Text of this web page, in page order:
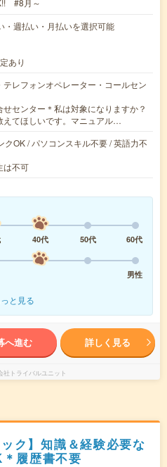
#8月～
週払い・月払いを選択可能
あり
レフォンオペレーター・コールセン
センター＊私は対象になりますか？
えてほしいです。マニュアル…
クOK / パソコンスキル不要 / 英語力不
は不可
40代 50代
60代
男性
と見る
へ進む 詳しく見る
社トライバルユニット
ク】知識＆経験必要な
履歴書不要